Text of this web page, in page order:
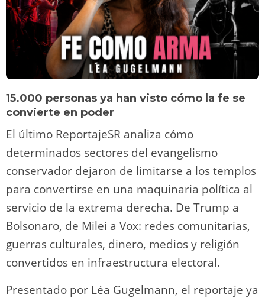
15.000 personas ya han visto cómo la fe se
convierte en poder
El último ReportajeSR analiza cómo
determinados sectores del evangelismo
conservador dejaron de limitarse a los templos
para convertirse en una maquinaria política al
servicio de la extrema derecha. De Trump a
Bolsonaro, de Milei a Vox: redes comunitarias,
guerras culturales, dinero, medios y religión
convertidos en infraestructura electoral.
Presentado por Léa Gugelmann, el reportaje ya